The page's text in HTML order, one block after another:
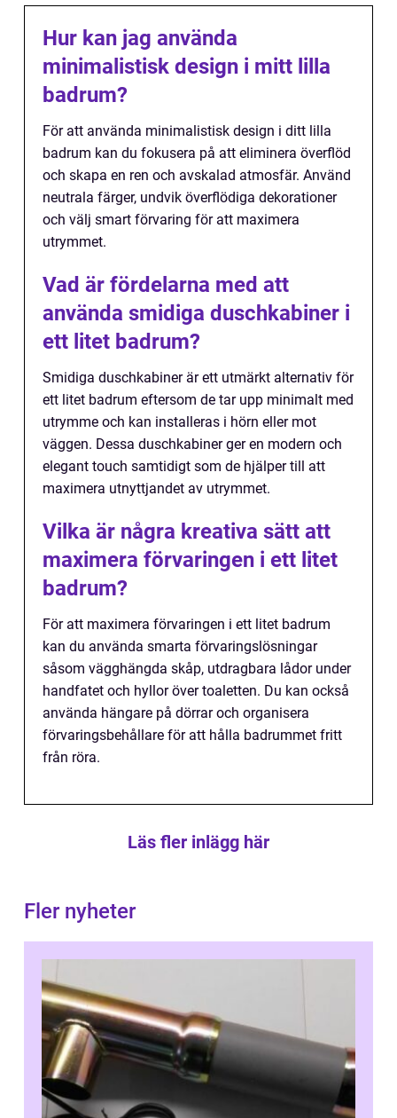
Hur kan jag använda
minimalistisk design i mitt lilla
badrum?
För att använda minimalistisk design i ditt lilla
badrum kan du fokusera på att eliminera överflöd
och skapa en ren och avskalad atmosfär. Använd
neutrala färger, undvik överflödiga dekorationer
och välj smart förvaring för att maximera
utrymmet.
Vad är fördelarna med att
använda smidiga duschkabiner i
ett litet badrum?
Smidiga duschkabiner är ett utmärkt alternativ för
ett litet badrum eftersom de tar upp minimalt med
utrymme och kan installeras i hörn eller mot
väggen. Dessa duschkabiner ger en modern och
elegant touch samtidigt som de hjälper till att
maximera utnyttjandet av utrymmet.
Vilka är några kreativa sätt att
maximera förvaringen i ett litet
badrum?
För att maximera förvaringen i ett litet badrum
kan du använda smarta förvaringslösningar
såsom vägghängda skåp, utdragbara lådor under
handfatet och hyllor över toaletten. Du kan också
använda hängare på dörrar och organisera
förvaringsbehållare för att hålla badrummet fritt
från röra.
Läs fler inlägg här
Fler nyheter